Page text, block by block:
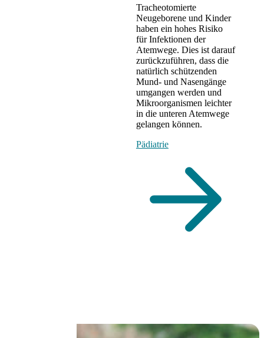
Tracheotomierte
Neugeborene und Kinder
haben ein hohes Risiko
für Infektionen der
Atemwege. Dies ist darauf
zurückzuführen, dass die
natürlich schützenden
Mund- und Nasengänge
umgangen werden und
Mikroorganismen leichter
in die unteren Atemwege
gelangen können.
Pädiatrie